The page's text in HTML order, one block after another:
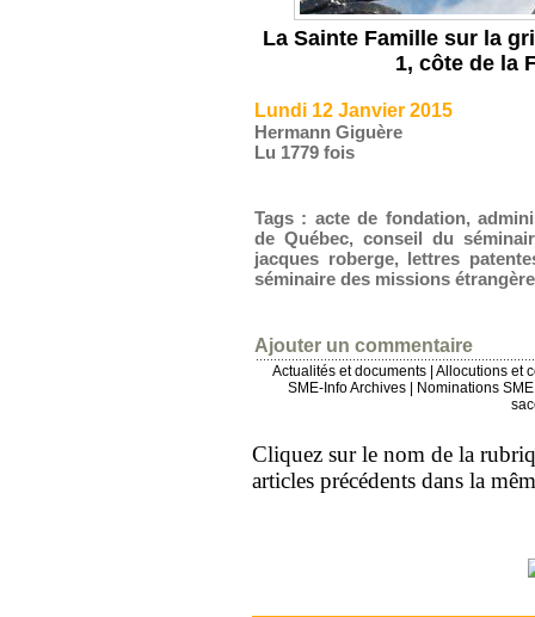
La Sainte Famille sur la
1, côte de la
Lundi 12 Janvier 2015
Hermann Giguère
Lu 1779 fois
Tags : acte de fondation,
de Québec, conseil du
jacques roberge, lettres
séminaire des missions
Ajouter un commentaire
Actualités et documents
Allocutions et
SME-Info Archives
Nominations
Cliquez sur le nom de la
articles précédents dans la